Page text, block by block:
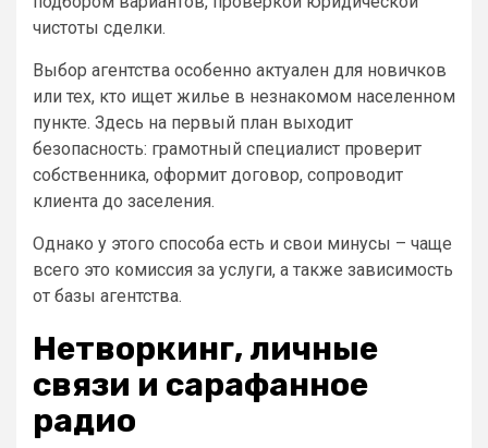
чистоты сделки.
Выбор агентства особенно актуален для новичков
или тех, кто ищет жилье в незнакомом населенном
пункте. Здесь на первый план выходит
безопасность: грамотный специалист проверит
собственника, оформит договор, сопроводит
клиента до заселения.
Однако у этого способа есть и свои минусы – чаще
всего это комиссия за услуги, а также зависимость
от базы агентства.
Нетворкинг, личные
связи и сарафанное
радио